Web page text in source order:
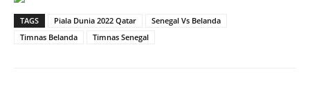
TAGS Piala Dunia 2022 Qatar
Senegal Vs Belanda
Timnas Belanda
Timnas Senegal